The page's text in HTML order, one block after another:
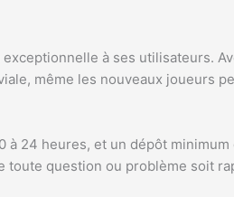
à ses utilisateurs.
même les nouveaux joueurs
24 heures, et un dépôt
toute question ou problème soit